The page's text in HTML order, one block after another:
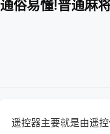
通俗易懂!普通麻
遥控器主要就是由遥